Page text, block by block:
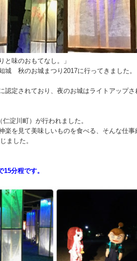
味のおもてなし。」
城 秋のお城まつり2017に行ってきました。
認定されており、夜のお城はライトアップさ
淀川町）が行われました。
楽を見て美味しいものを食べる、そんな仕事
ました。
分程です。